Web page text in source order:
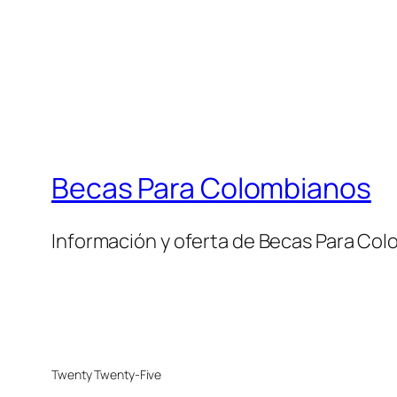
Becas Para Colombianos
Información y oferta de Becas Para
Twenty Twenty-Five